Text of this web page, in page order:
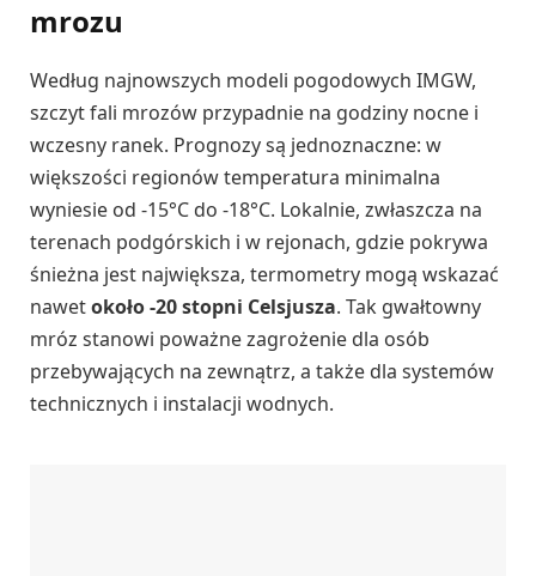
mrozu
Według najnowszych modeli pogodowych IMGW,
szczyt fali mrozów przypadnie na godziny nocne i
wczesny ranek. Prognozy są jednoznaczne: w
większości regionów temperatura minimalna
wyniesie od -15°C do -18°C. Lokalnie, zwłaszcza na
terenach podgórskich i w rejonach, gdzie pokrywa
śnieżna jest największa, termometry mogą wskazać
nawetokoło -20 stopni Celsjusza. Tak gwałtowny
mróz stanowi poważne zagrożenie dla osób
przebywających na zewnątrz, a także dla systemów
technicznych i instalacji wodnych.